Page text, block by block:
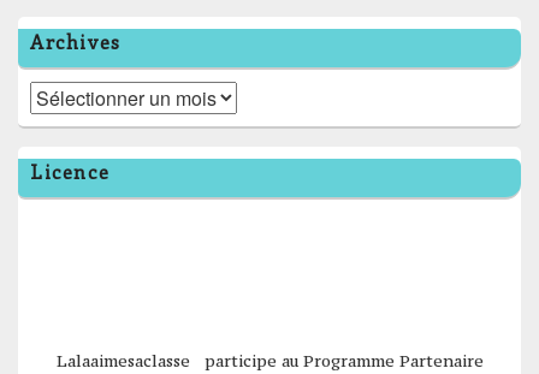
Archives
Archives
Licence
Lalaaimesaclasse participe au Programme Partenaire